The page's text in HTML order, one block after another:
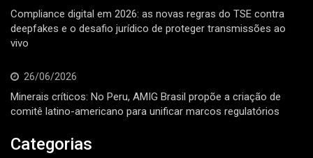
Compliance digital em 2026: as novas regras do TSE contra
deepfakes e o desafio jurídico de proteger transmissões ao
vivo
26/06/2026
Minerais críticos: No Peru, AMIG Brasil propõe a criação de
comitê latino-americano para unificar marcos regulatórios
Categorias